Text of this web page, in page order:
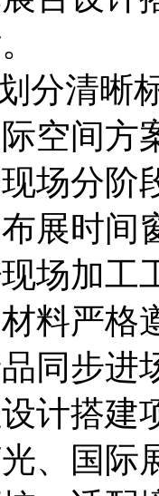
分清晰
空间方
场分阶
展时间
场加工
料严格
同步进
计搭建
、国际